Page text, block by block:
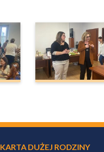
KARTA DUŻEJ RODZINY